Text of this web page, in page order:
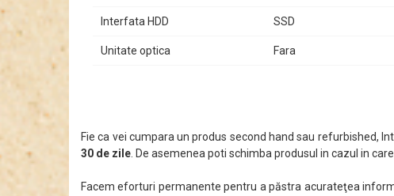
Interfata HDD SSD
Unitate optica Fara
Fie ca vei cumpara un produs second hand sau refurbished,
30 de zile . De asemenea poti schimba produsul in cazul in
Facem eforturi permanente pentru a păstra acurateţea